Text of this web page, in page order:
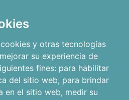
y otras tecnologías
su experiencia de
fines: para habilitar
del sitio web, para brindar
en el sitio web, medir su